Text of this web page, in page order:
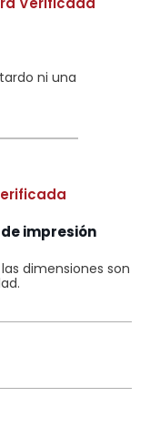
ni una
impresión
dimensiones son